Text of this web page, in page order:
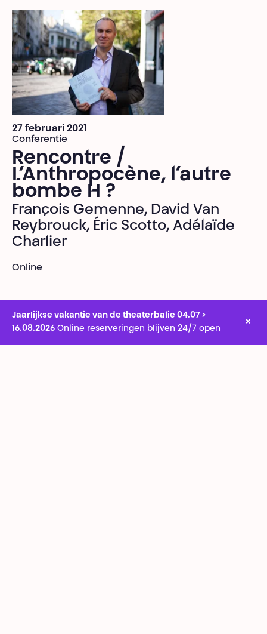
27 februari 2021
Conferentie
Rencontre /
L’Anthropocène, l’autre
bombe H ?
François Gemenne, David Van
Reybrouck, Éric Scotto, Adélaïde
Charlier
Online
Jaarlijkse vakantie van de theaterbalie 04.07 >
16.08.2026 Online reserveringen blijven 24/7 open
×